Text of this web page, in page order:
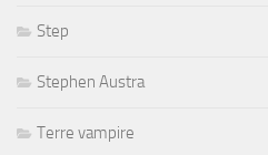
Step
Stephen Austra
Terre vampire